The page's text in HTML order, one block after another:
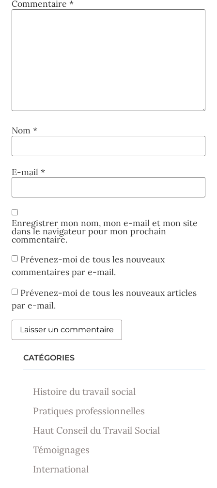
Commentaire *
Nom *
E-mail *
Enregistrer mon nom, mon e-mail et mon site
dans le navigateur pour mon prochain
commentaire.
Prévenez-moi de tous les nouveaux
commentaires par e-mail.
Prévenez-moi de tous les nouveaux articles
par e-mail.
CATÉGORIES
Histoire du travail social
Pratiques professionnelles
Haut Conseil du Travail Social
Témoignages
International